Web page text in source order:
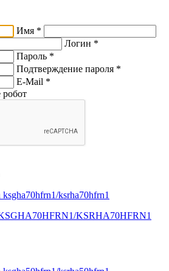
Имя *
Логин *
Пароль *
Подтверждение пароля *
E-Mail *
робот
KSRHA70HFRN1